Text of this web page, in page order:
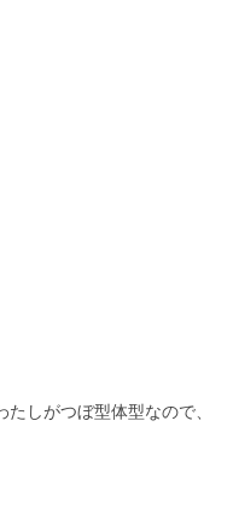
しがつぼ型体型なので、